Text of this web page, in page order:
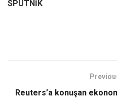
SPUTNİK
Reuters’a konuşan